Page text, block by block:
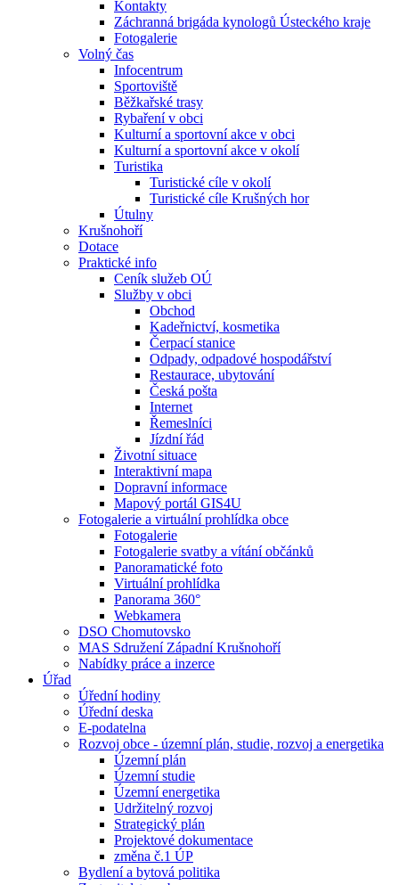
Kontakty
Záchranná brigáda kynologů Ústeckého kraje
Fotogalerie
Volný čas
Infocentrum
Sportoviště
Běžkařské trasy
Rybaření v obci
Kulturní a sportovní akce v obci
Kulturní a sportovní akce v okolí
Turistika
Turistické cíle v okolí
Turistické cíle Krušných hor
Útulny
Krušnohoří
Dotace
Praktické info
Ceník služeb OÚ
Služby v obci
Obchod
Kadeřnictví, kosmetika
Čerpací stanice
Odpady, odpadové hospodářství
Restaurace, ubytování
Česká pošta
Internet
Řemeslníci
Jízdní řád
Životní situace
Interaktivní mapa
Dopravní informace
Mapový portál GIS4U
Fotogalerie a virtuální prohlídka obce
Fotogalerie
Fotogalerie svatby a vítání občánků
Panoramatické foto
Virtuální prohlídka
Panorama 360°
Webkamera
DSO Chomutovsko
MAS Sdružení Západní Krušnohoří
Nabídky práce a inzerce
Úřad
Úřední hodiny
Úřední deska
E-podatelna
Rozvoj obce - územní plán, studie, rozvoj a energetika
Územní plán
Územní studie
Územní energetika
Udržitelný rozvoj
Strategický plán
Projektové dokumentace
změna č.1 ÚP
Bydlení a bytová politika